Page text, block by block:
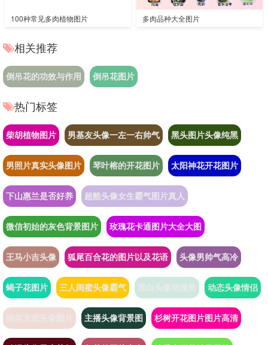
100种常见多肉植物图片 多肉品种大全图片
相关推荐
倒吊花的功效与作用 倒吊花图片
热门标签
柴胡植物图片 男基友头像一左一右帅气 黑头图片头像纯黑
男照片真实头像图片 琴叶榕的开花图片 太阳神花开花图片
下山惠兰是否好养 超酷头像女生霸气图片真人
微信初始的灰色背景图片 玫瑰花卡通图片大全大图
王马小吉头像 狐尾百合花的图片以及花语 头像男帅气高冷
蝎子花图片 三人闺蜜头像霸气 黑白头像动漫男 动态头像情侣
主播头像背景图 杉树开花图片图片高清